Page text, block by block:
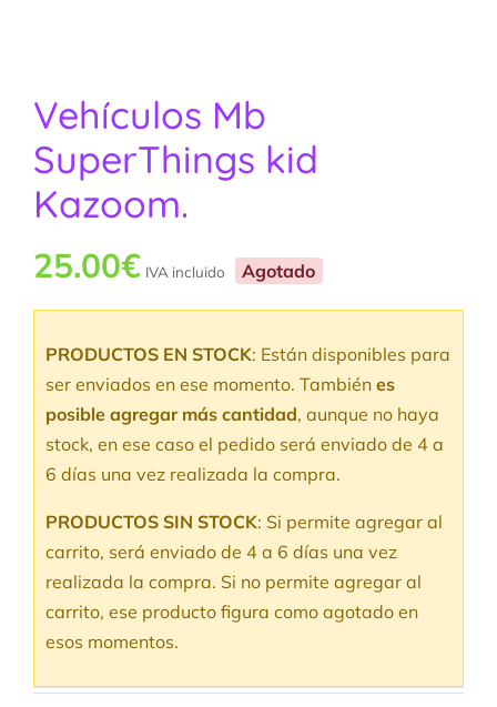
Vehículos Mb
SuperThings kid
Kazoom.
25.00€ IVA incluido Agotado
PRODUCTOS EN STOCK: Están disponibles para
ser enviados en ese momento. También es
posible agregar más cantidad, aunque no haya
stock, en ese caso el pedido será enviado de 4 a
6 días una vez realizada la compra.
PRODUCTOS SIN STOCK: Si permite agregar al
carrito, será enviado de 4 a 6 días una vez
realizada la compra. Si no permite agregar al
carrito, ese producto figura como agotado en
esos momentos.